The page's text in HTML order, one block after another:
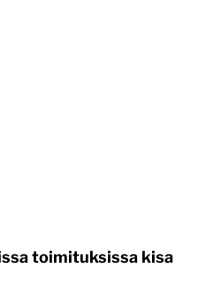
toimituksissa kisa